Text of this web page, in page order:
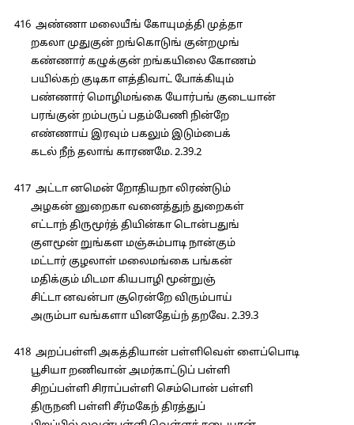
416 அண்ணா மலையீங் கோயுமத்தி முத்தா
றகலா முதுகுன் றங்கொடுங் குன்றமுங்
கண்ணார் கழுக்குன் றங்கயிலை கோணம்
பயில்கற் குடிகா ளத்திவாட் போக்கியும்
பண்ணார் மொழிமங்கை யோர்பங் குடையான்
பரங்குன் றம்பருப் பதம்பேணி நின்றே
எண்ணாய் இரவும் பகலும் இடும்பைக்
கடல் நீந் தலாங் காரணமே. 2.39.2
417 அட்டா னமென் றோதியநா லிரண்டும்
அழகன் னுறைகா வனைத்துந் துறைகள்
எட்டாந் திருமூர்த் தியின்கா டொன்பதுங்
குளமூன் றுங்கள மஞ்சும்பாடி நான்கும்
மட்டார் குழலாள் மலைமங்கை பங்கன்
மதிக்கும் மிடமா கியபாழி மூன்றுஞ்
சிட்டா னவன்பா சூரென்றே விரும்பாய்
அரும்பா வங்களா யினதேய்ந் தறவே. 2.39.3
418 அறப்பள்ளி அகத்தியான் பள்ளிவெள் ளைப்பொடி
பூசியா றணிவான் அமர்காட்டுப் பள்ளி
சிறப்பள்ளி சிராப்பள்ளி செம்பொன் பள்ளி
திருநனி பள்ளி சீர்மகேந் திரத்துப்